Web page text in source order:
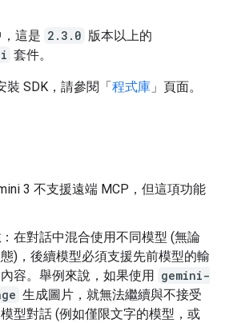
這是 2.3.0 版本以上的
套件。
裝 SDK，請參閱「程式庫 」頁面。
3 不支援遠端 MCP，但這項功能
：在對話中混合使用不同模型 (無論
)，後續模型必須支援先前模型的輸
容。舉例來說，如果使用 gemini-
生成圖片，就無法繼續與不接受
型對話 (例如僅限文字的模型，或